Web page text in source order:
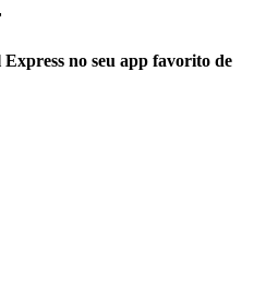
no seu app favorito de